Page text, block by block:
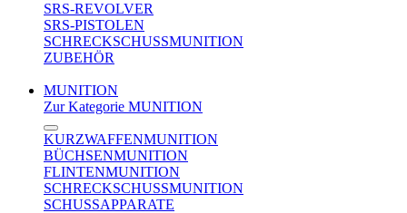
SRS-REVOLVER
SRS-PISTOLEN
SCHRECKSCHUSSMUNITION
ZUBEHÖR
MUNITION
Zur Kategorie MUNITION
KURZWAFFENMUNITION
BÜCHSENMUNITION
FLINTENMUNITION
SCHRECKSCHUSSMUNITION
SCHUSSAPPARATE